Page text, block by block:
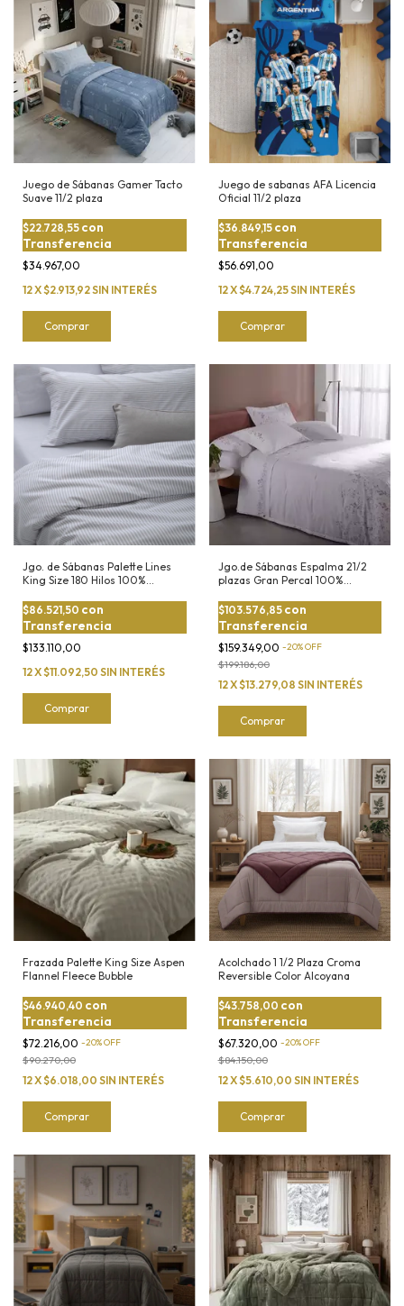
Juego de Sábanas Gamer Tacto
Suave 11/2 plaza
$34.967,00
$22.728,55 con
Transferencia
12X$2.913,92SIN INTERÉS
Comprar
Juego de sabanas AFA Licencia
Oficial 11/2 plaza
$56.691,00
$36.849,15 con
Transferencia
12X$4.724,25SIN INTERÉS
Comprar
Jgo. de Sábanas Palette Lines
King Size 180 Hilos 100%
$133.110,00
$86.521,50 con
Transferencia
12X$11.092,50 SIN INTERÉS
Comprar
Jgo.de Sábanas Espalma 21/2
plazas Gran Percal 100%
$159.349,00 -20%OFF
$199.186,00
$103.576,85 con
Transferencia
12X$13.279,08 SIN INTERÉS
Comprar
Frazada Palette King Size Aspen
Flannel Fleece Bubble
$72.216,00 -20%OFF
$90.270,00
$46.940,40 con
Transferencia
12X$6.018,00 SIN INTERÉS
Comprar
Acolchado 1 1/2 Plaza Croma
Reversible Color Alcoyana
$67.320,00 -20%OFF
$84.150,00
$43.758,00 con
Transferencia
12X$5.610,00 SIN INTERÉS
Comprar